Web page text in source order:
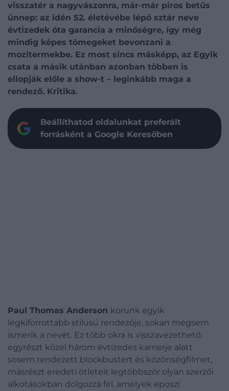
visszatér a nagyvászonra, már-már piros betűs
ünnep: az idén 52. életévébe lépő sztár neve
évtizedek óta garancia a minőségre, így még
mindig képes tömegeket bevonzani a
mozitermekbe. Ez most sincs másképp, az Egyik
csata a másik utánban azonban többen is
ellopják előle a show-t – leginkább maga a
rendező. Kritika.
Beállíthatod oldalunkat preferált
forrásként a Google Keresőben
Paul Thomas Anderson korunk egyik
legkiforrottabb stílusú rendezője, sokan mégsem
ismerik a nevét. Ez több okra is visszavezethető:
egyrészt közel három évtizedes karrierje alatt
sosem rendezett blockbustert és közönségfilmet,
másrészt eredeti ötleteit legtöbbször olyan szerzői
alkotásokban dolgozza fel, amelyek eposzi